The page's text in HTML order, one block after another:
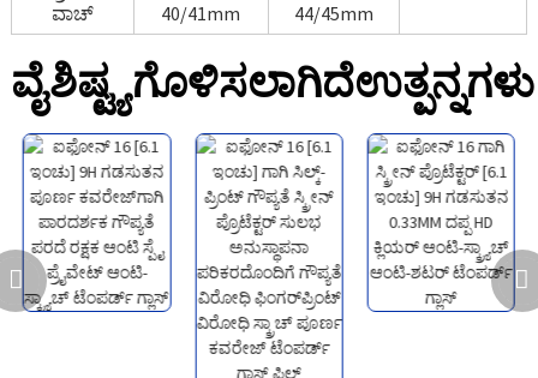
ವಾಚ್
40/41mm
44/45mm
ವೈಶಿಷ್ಟ್ಯಗೊಳಿಸಲಾಗಿದೆಉತ್ಪನ್ನಗಳು